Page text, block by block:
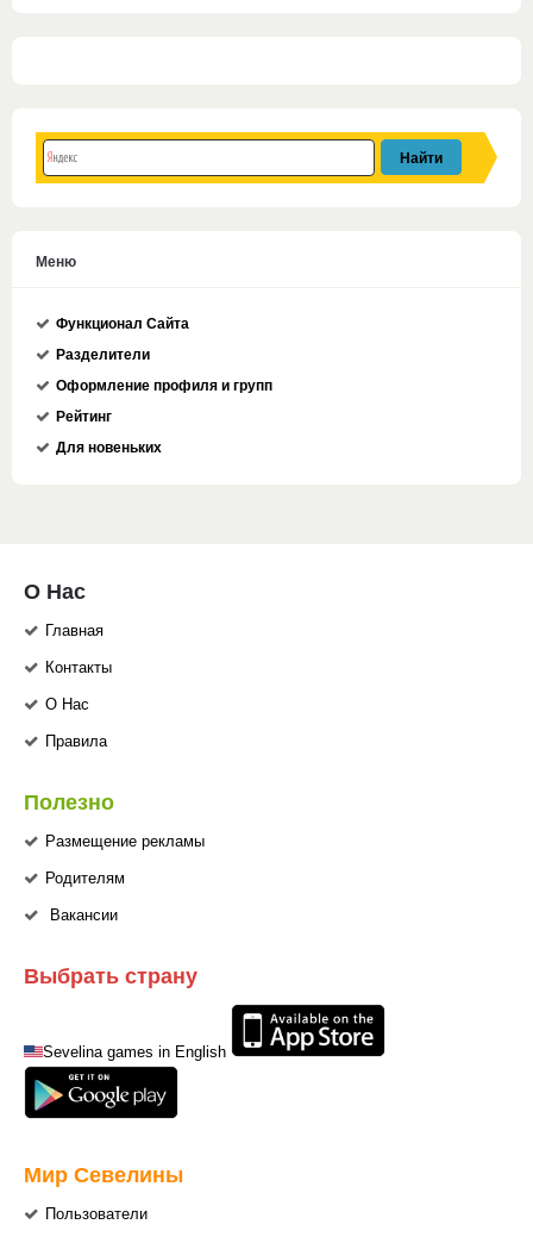
Меню
Функционал Сайта
Разделители
Оформление профиля и групп
Рейтинг
Для новеньких
О Нас
Главная
Контакты
О Нас
Правила
Полезно
Размещение рекламы
Родителям
Вакансии
Выбрать страну
Sevelina games in English
Мир Севелины
Пользователи